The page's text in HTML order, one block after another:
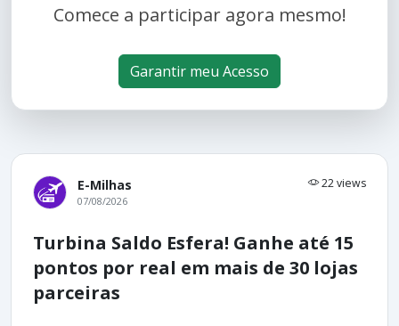
Comece a participar agora mesmo!
Garantir meu Acesso
E-Milhas 22 views
07/08/2026
Turbina Saldo Esfera! Ganhe até 15
pontos por real em mais de 30 lojas
parceiras